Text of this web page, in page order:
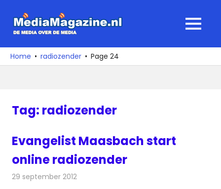
naar
media
over
MENU
Home radiozender Page 24
Tag: radiozender
Evangelist Maasbach start
online radiozender
29 september 2012